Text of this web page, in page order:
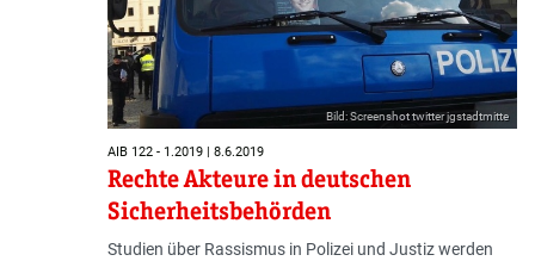
Bild: Screenshot twitter jgstadtmitte
AIB 122 - 1.2019 | 8.6.2019
Rechte Akteure in deutschen
Sicherheitsbehörden
Studien über Rassismus in Polizei und Justiz werden